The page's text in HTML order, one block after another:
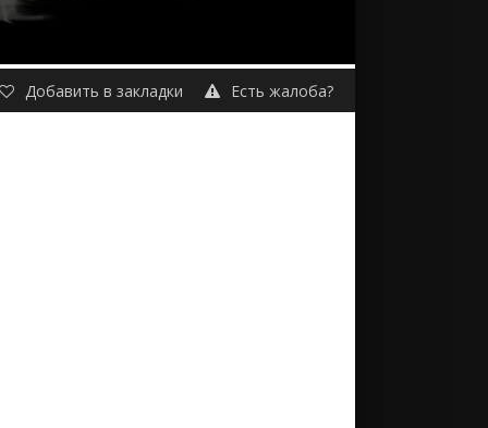
Добавить в закладки Есть жалоба?